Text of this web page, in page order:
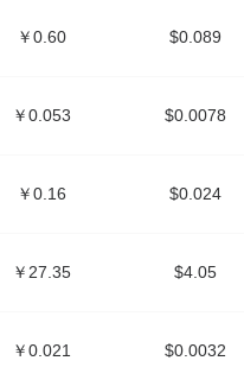
￥0.60 $0.089
￥0.053 $0.0078
￥0.16 $0.024
￥27.35 $4.05
￥0.021 $0.0032